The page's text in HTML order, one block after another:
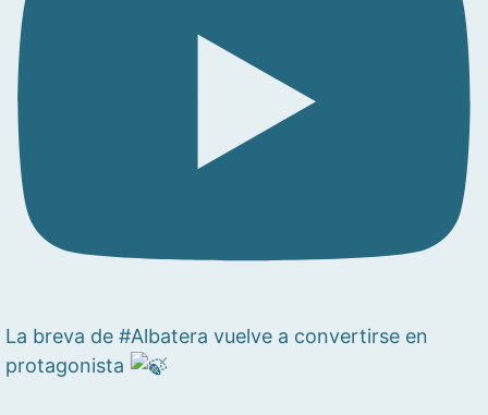
La breva de #Albatera vuelve a convertirse en
protagonista